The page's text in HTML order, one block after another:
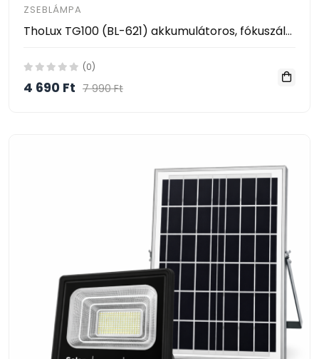
ZSEBLÁMPA
ThoLux TG100 (BL-621) akkumulátoros, fókuszálható LED zseblámpa – USB-C töltéssel és digitális kijelzővel
(0)
4 690 Ft 7 990 Ft